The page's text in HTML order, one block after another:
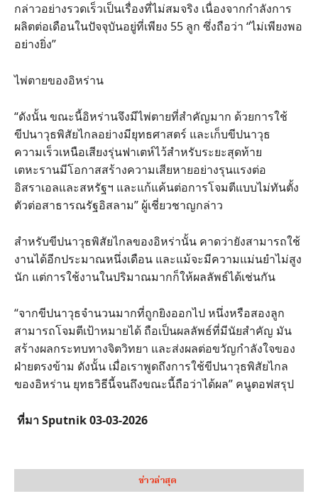
กล่าวอย่างรวดเร็วเป็นเรื่องที่ไม่สมจริง เนื่องจากกำลังการ
ผลิตต่อเดือนในปัจจุบันอยู่ที่เพียง 55 ลูก ซึ่งถือว่า “ไม่เพียงพอ
อย่างยิ่ง”
ไพ่ตายของอิหร่าน
“ดังนั้น ขณะนี้อิหร่านจึงมีไพ่ตายที่สำคัญมาก ด้วยการใช้
ขีปนาวุธพิสัยไกลอย่างมียุทธศาสตร์ และเก็บขีปนาวุธ
ความเร็วเหนือเสียงรุ่นฟาเตห์ไว้สำหรับระยะสุดท้าย
เตหะรานมีโอกาสสร้างความเสียหายอย่างรุนแรงต่อ
อิสราเอลและสหรัฐฯ และแก้แค้นต่อการโจมตีแบบไม่ทันตั้ง
ตัวต่อสาธารณรัฐอิสลาม” ผู้เชี่ยวชาญกล่าว
สำหรับขีปนาวุธพิสัยไกลของอิหร่านั้น คาดว่ายังสามารถใช้
งานได้อีกประมาณหนึ่งเดือน และแม้จะมีความแม่นยำไม่สูง
นัก แต่การใช้งานในปริมาณมากก็ให้ผลลัพธ์ได้เช่นกัน
“จากขีปนาวุธจำนวนมากที่ถูกยิงออกไป หนึ่งหรือสองลูก
สามารถโจมตีเป้าหมายได้ ถือเป็นผลลัพธ์ที่มีนัยสำคัญ มัน
สร้างผลกระทบทางจิตวิทยา และส่งผลต่อขวัญกำลังใจของ
ฝ่ายตรงข้าม ดังนั้น เมื่อเราพูดถึงการใช้ขีปนาวุธพิสัยไกล
ของอิหร่าน ยุทธวิธีนี้จนถึงขณะนี้ถือว่าได้ผล” คนูตอฟสรุป
ที่มา Sputnik 03-03-2026
ข่าวล่าสุด